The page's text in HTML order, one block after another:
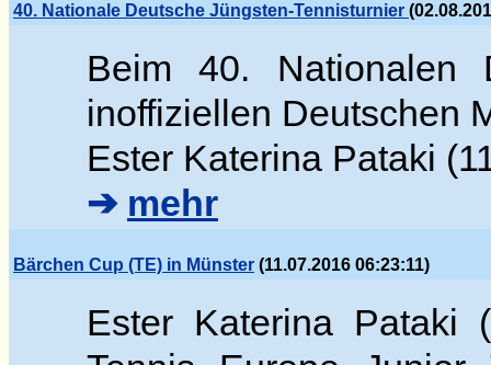
40. Nationale Deutsche Jüngsten-Tennisturnier
Beim 40. Nationalen
inoffiziellen Deutschen
Ester Katerina Pataki
➔ mehr
Bärchen Cup (TE) in Münster (11.07.2016 06:23:11)
Ester Katerina Pataki